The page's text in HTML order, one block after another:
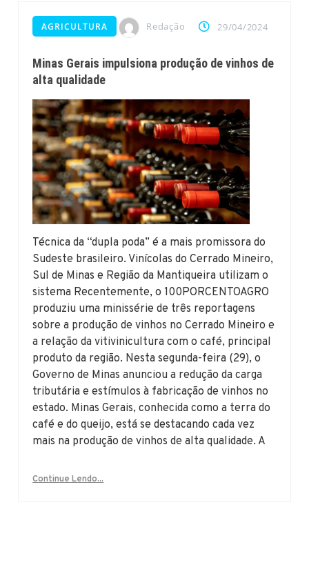
AGRICULTURA Redação 29/04/2024
Minas Gerais impulsiona produção de vinhos de
alta qualidade
Técnica da “dupla poda” é a mais promissora do
Sudeste brasileiro. Vinícolas do Cerrado Mineiro,
Sul de Minas e Região da Mantiqueira utilizam o
sistema Recentemente, o 100PORCENTOAGRO
produziu uma minissérie de três reportagens
sobre a produção de vinhos no Cerrado Mineiro e
a relação da vitivinicultura com o café, principal
produto da região. Nesta segunda-feira (29), o
Governo de Minas anunciou a redução da carga
tributária e estímulos à fabricação de vinhos no
estado. Minas Gerais, conhecida como a terra do
café e do queijo, está se destacando cada vez
mais na produção de vinhos de alta qualidade. A
Continue Lendo...